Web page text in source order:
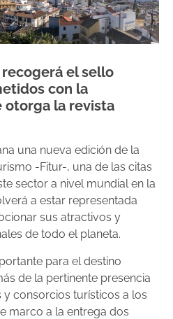
el sello
con la
otorga la revista
una nueva edición de la
-Fitur-, una de las citas
sector a nivel mundial en la
a estar representada
sus atractivos y
de todo el planeta.
para el destino
de la pertinente presencia
y consorcios turísticos a los
marco a la entrega dos